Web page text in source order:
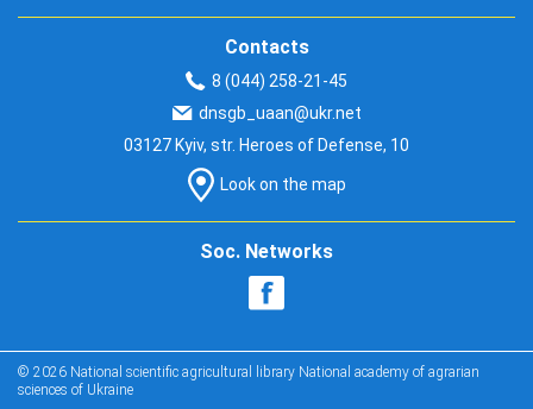
Contacts
8 (044) 258-21-45
dnsgb_uaan@ukr.net
03127 Kyiv, str. Heroes of Defense, 10
Look on the map
Soc. Networks
© 2026 National scientific agricultural library National academy of agrarian
sciences of Ukraine